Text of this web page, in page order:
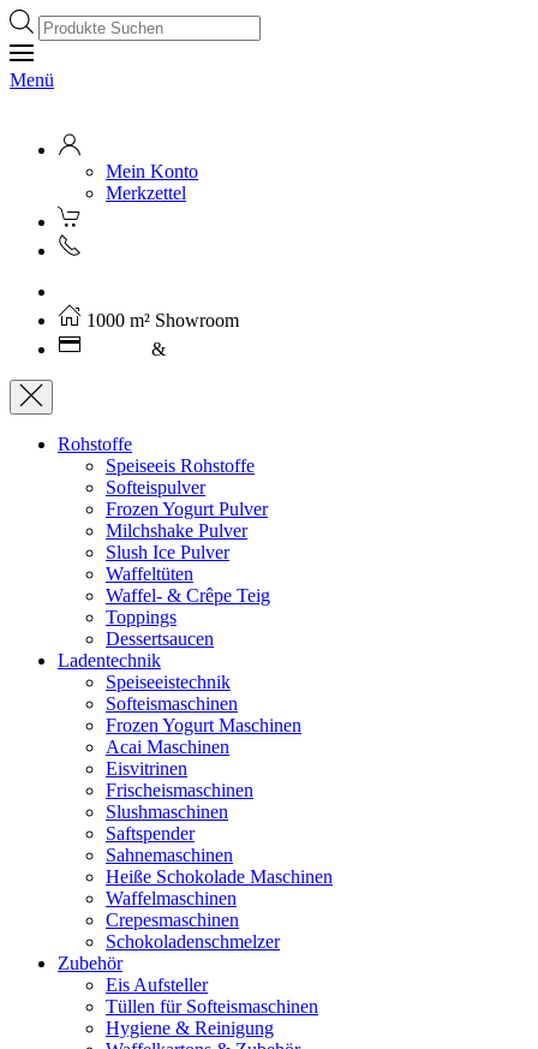
Products
search
Menü
Mein Konto
Merkzettel
1000 m² Showroom
&
Rohstoffe
Speiseeis Rohstoffe
Softeispulver
Frozen Yogurt Pulver
Milchshake Pulver
Slush Ice Pulver
Waffeltüten
Waffel- & Crêpe Teig
Toppings
Dessertsaucen
Ladentechnik
Speiseeistechnik
Softeismaschinen
Frozen Yogurt Maschinen
Acai Maschinen
Eisvitrinen
Frischeismaschinen
Slushmaschinen
Saftspender
Sahnemaschinen
Heiße Schokolade Maschinen
Waffelmaschinen
Crepesmaschinen
Schokoladenschmelzer
Zubehör
Eis Aufsteller
Tüllen für Softeismaschinen
Hygiene & Reinigung